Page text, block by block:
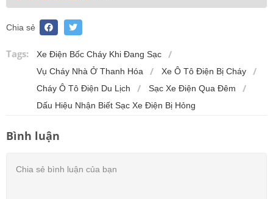
Chia sẻ
Tags:
Xe Điện Bốc Cháy Khi Đang Sạc
Vụ Cháy Nhà Ở Thanh Hóa
Xe Ô Tô Điện Bị Cháy
Cháy Ô Tô Điện Du Lịch
Sạc Xe Điện Qua Đêm
Dấu Hiệu Nhận Biết Sạc Xe Điện Bị Hỏng
Bình luận